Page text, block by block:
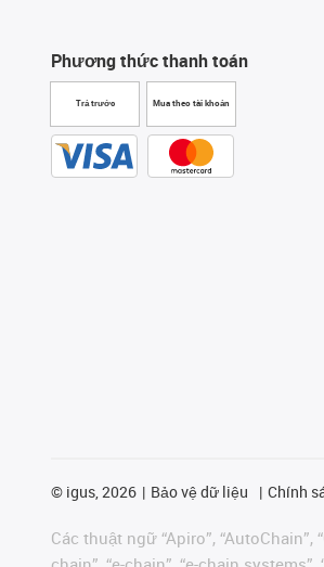
Phương thức thanh toán
Trả trước Mua theo tài khoản
© igus, 2026 Bảo vệ dữ liệu Chính
Các thuật ngữ “Apiro”, “AutoChain”,